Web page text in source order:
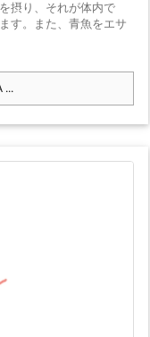
摂り、それが体内で
す。また、青魚をエサ
...